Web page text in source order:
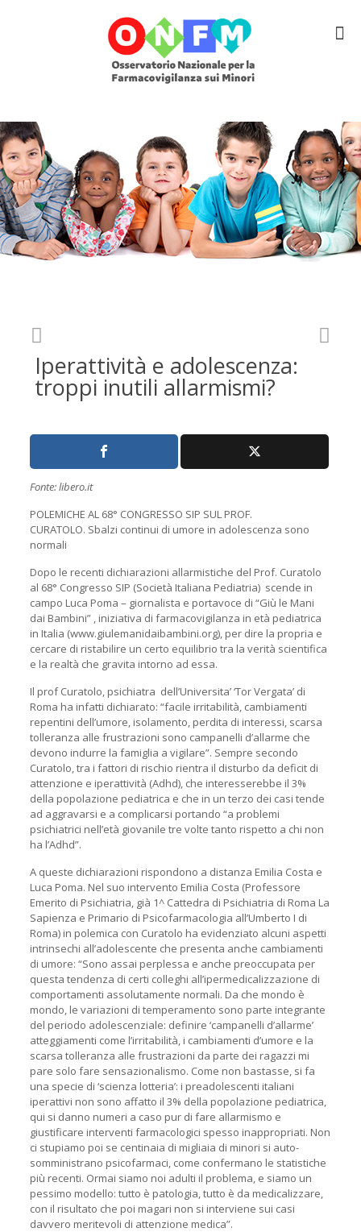
Iperattività e adolescenza:
troppi inutili allarmismi?
Fonte: libero.it
POLEMICHE AL 68° CONGRESSO SIP SUL PROF.
CURATOLO. Sbalzi continui di umore in adolescenza sono
normali
Dopo le recenti dichiarazioni allarmistiche del Prof. Curatolo
al 68° Congresso SIP (Società Italiana Pediatria) scende in
campo Luca Poma – giornalista e portavoce di “Giù le Mani
dai Bambini” , iniziativa di farmacovigilanza in età pediatrica
in Italia (www.giulemanidaibambini.org), per dire la propria e
cercare di ristabilire un certo equilibrio tra la verità scientifica
e la realtà che gravita intorno ad essa.
Il prof Curatolo, psichiatra dell’Universita’ ‘Tor Vergata’ di
Roma ha infatti dichiarato: “facile irritabilità, cambiamenti
repentini dell’umore, isolamento, perdita di interessi, scarsa
tolleranza alle frustrazioni sono campanelli d’allarme che
devono indurre la famiglia a vigilare”. Sempre secondo
Curatolo, tra i fattori di rischio rientra il disturbo da deficit di
attenzione e iperattività (Adhd), che interesserebbe il 3%
della popolazione pediatrica e che in un terzo dei casi tende
ad aggravarsi e a complicarsi portando “a problemi
psichiatrici nell’età giovanile tre volte tanto rispetto a chi non
ha l’Adhd”.
A queste dichiarazioni rispondono a distanza Emilia Costa e
Luca Poma. Nel suo intervento Emilia Costa (Professore
Emerito di Psichiatria, già 1^ Cattedra di Psichiatria di Roma La
Sapienza e Primario di Psicofarmacologia all’Umberto I di
Roma) in polemica con Curatolo ha evidenziato alcuni aspetti
intrinsechi all’adolescente che presenta anche cambiamenti
di umore: “Sono assai perplessa e anche preoccupata per
questa tendenza di certi colleghi all’ipermedicalizzazione di
comportamenti assolutamente normali. Da che mondo è
mondo, le variazioni di temperamento sono parte integrante
del periodo adolescenziale: definire ‘campanelli d’allarme’
atteggiamenti come l’irritabilità, i cambiamenti d’umore e la
scarsa tolleranza alle frustrazioni da parte dei ragazzi mi
pare solo fare sensazionalismo. Come non bastasse, si fa
una specie di ‘scienza lotteria’: i preadolescenti italiani
iperattivi non sono affatto il 3% della popolazione pediatrica,
qui si danno numeri a caso pur di fare allarmismo e
giustificare interventi farmacologici spesso inappropriati. Non
ci stupiamo poi se centinaia di migliaia di minori si auto-
somministrano psicofarmaci, come confermano le statistiche
più recenti. Ormai siamo noi adulti il problema, e siamo un
pessimo modello: tutto è patologia, tutto è da medicalizzare,
con il risultato che poi magari non si interviene sui casi
davvero meritevoli di attenzione medica”.